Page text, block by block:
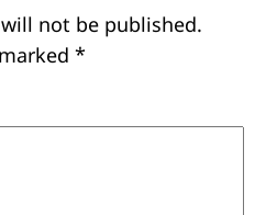
not be published.
*